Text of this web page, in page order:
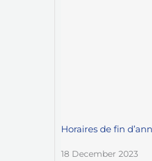
Horaires de fin
18 December 2023